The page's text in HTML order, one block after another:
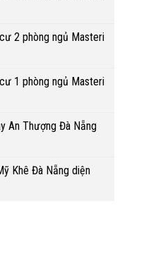
2 phòng ngủ Masteri
1 phòng ngủ Masteri
An Thượng Đà Nẵng
Khê Đà Nẵng diện